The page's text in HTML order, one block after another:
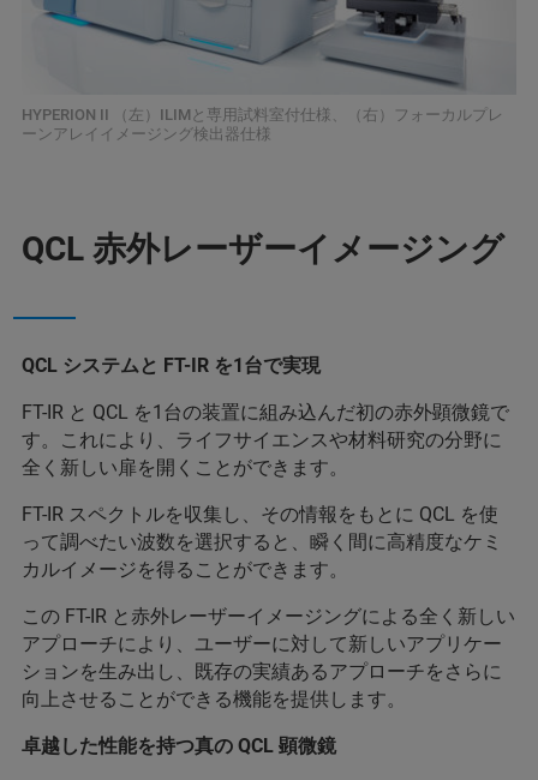
HYPERION II （左）ILIMと専用試料室付仕様、（右）フォーカルプレ
ーンアレイイメージング検出器仕様
QCL 赤外レーザーイメージング
QCL システムと FT-IR を1台で実現
FT-IR と QCL を1台の装置に組み込んだ初の赤外顕微鏡で
す。これにより、ライフサイエンスや材料研究の分野に
全く新しい扉を開くことができます。
FT-IR スペクトルを収集し、その情報をもとに QCL を使
って調べたい波数を選択すると、瞬く間に高精度なケミ
カルイメージを得ることができます。
この FT-IR と赤外レーザーイメージングによる全く新しい
アプローチにより、ユーザーに対して新しいアプリケー
ションを生み出し、既存の実績あるアプローチをさらに
向上させることができる機能を提供します。
卓越した性能を持つ真の QCL 顕微鏡